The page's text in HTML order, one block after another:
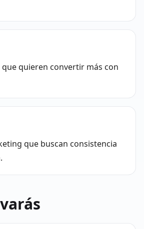
quieren convertir más con
que buscan consistencia